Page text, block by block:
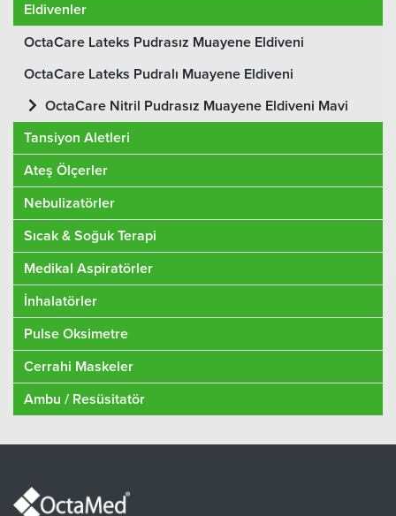
Eldivenler
OctaCare Lateks Pudrasız Muayene Eldiveni
OctaCare Lateks Pudralı Muayene Eldiveni
OctaCare Nitril Pudrasız Muayene Eldiveni Mavi
Tansiyon Aletleri
Ateş Ölçerler
Nebulizatörler
Sıcak & Soğuk Terapi
Medikal Aspiratörler
İnhalatörler
Pulse Oksimetre
Cerrahi Maskeler
Ambu / Resüsitatör